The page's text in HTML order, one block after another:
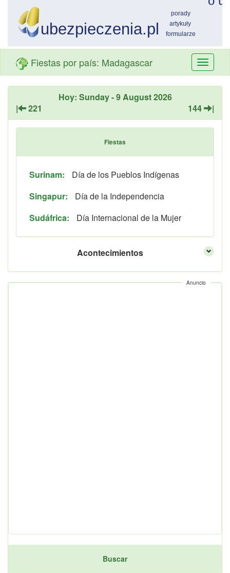
Fiestas por país: Madagascar
Hoy: Sunday - 9 August 2026
|
221 144 |
Fiestas
Surinam:
Día de los Pueblos Indígenas
Singapur:
Día de la Independencia
Sudáfrica:
Día Internacional de la Mujer
Acontecimientos
Anuncio
Buscar